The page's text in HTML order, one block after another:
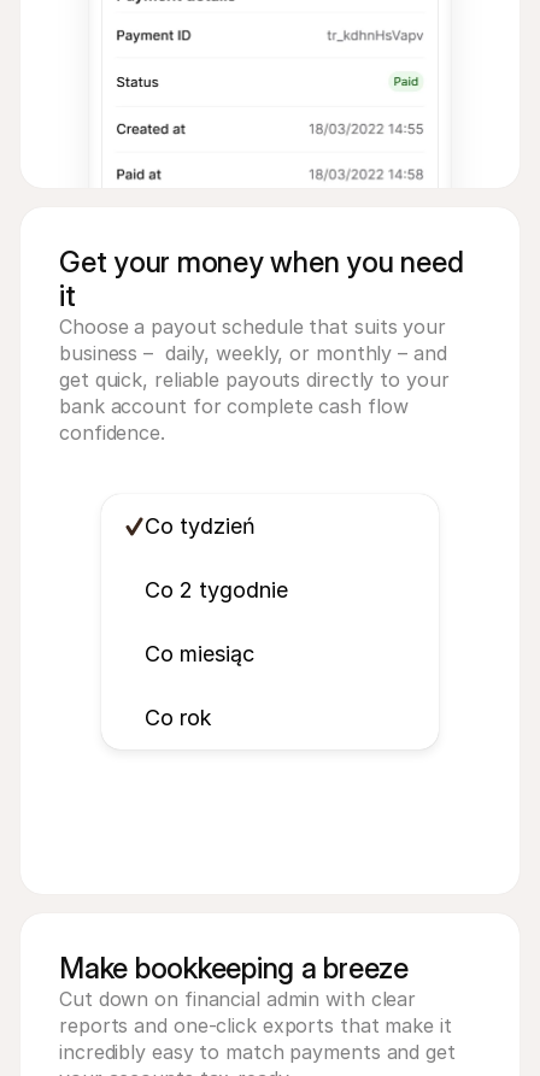
Get your money when you need
it
Choose a payout schedule that suits your
business –  daily, weekly, or monthly – and
get quick, reliable payouts directly to your
bank account for complete cash flow
confidence.
Co tydzień
Co 2 tygodnie
Co miesiąc
Co rok
Make bookkeeping a breeze
Cut down on financial admin with clear
reports and one-click exports that make it
incredibly easy to match payments and get